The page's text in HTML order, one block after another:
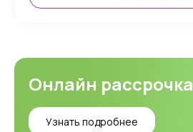
Онлайн рассрочка
Узнать подробнее